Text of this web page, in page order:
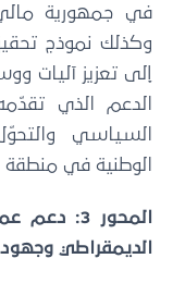
في جمهورية
وكذلك نموذج
إلى تعزيز آليات
الدعم الذي
السياسي
الوطنية في
المحور 3:
الديمقراطي